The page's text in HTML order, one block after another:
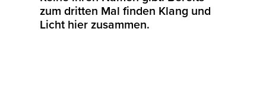
zum dritten Mal finden Klang und
Licht hier zusammen.